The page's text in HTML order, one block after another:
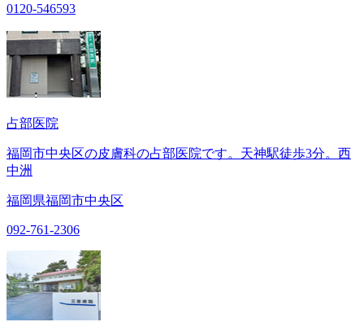
0120-546593
占部医院
福岡市中央区の皮膚科の占部医院です。天神駅徒歩3分。西
中洲
福岡県福岡市中央区
092-761-2306